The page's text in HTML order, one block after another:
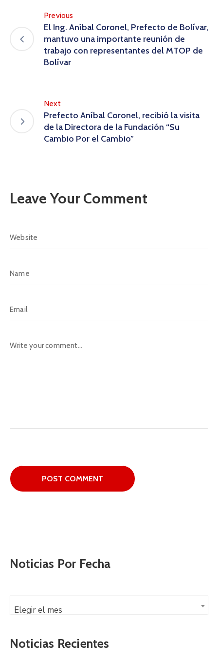
Previous
El Ing. Aníbal Coronel, Prefecto de Bolívar,
mantuvo una importante reunión de
trabajo con representantes del MTOP de
Bolívar
Next
Prefecto Aníbal Coronel, recibió la visita
de la Directora de la Fundación “Su
Cambio Por el Cambio”
Leave Your Comment
Noticias Por Fecha
Elegir el mes
Noticias Recientes